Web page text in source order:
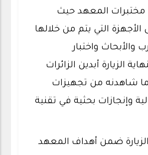
مختبرات المعهد حيث
التي يتم من خلالها
والأبحاث واختبار
الزيارة أبدين الزائرات
شاهدنه من تجهيزات
وإنجازات بحثية في تقنية
ضمن أهداف المعهد